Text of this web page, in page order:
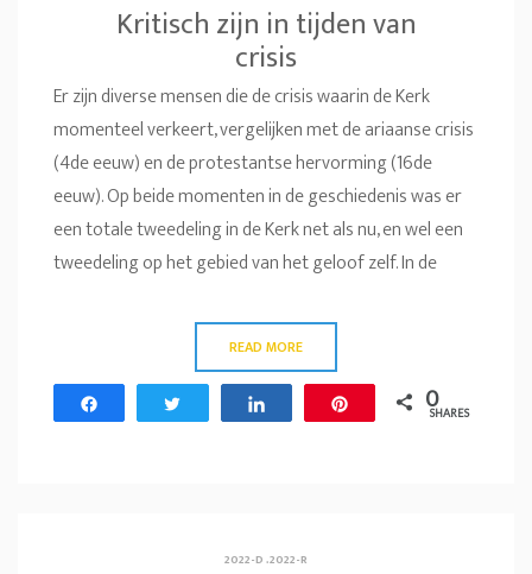
Kritisch zijn in tijden van
crisis
Er zijn diverse mensen die de crisis waarin de Kerk
momenteel verkeert, vergelijken met de ariaanse crisis
(4de eeuw) en de protestantse hervorming (16de
eeuw). Op beide momenten in de geschiedenis was er
een totale tweedeling in de Kerk net als nu, en wel een
tweedeling op het gebied van het geloof zelf. In de
READ MORE
0
SHARES
2022-D.2022-R